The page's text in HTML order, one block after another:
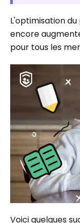
L'optimisation
encore
pour tous les
Voici quelques